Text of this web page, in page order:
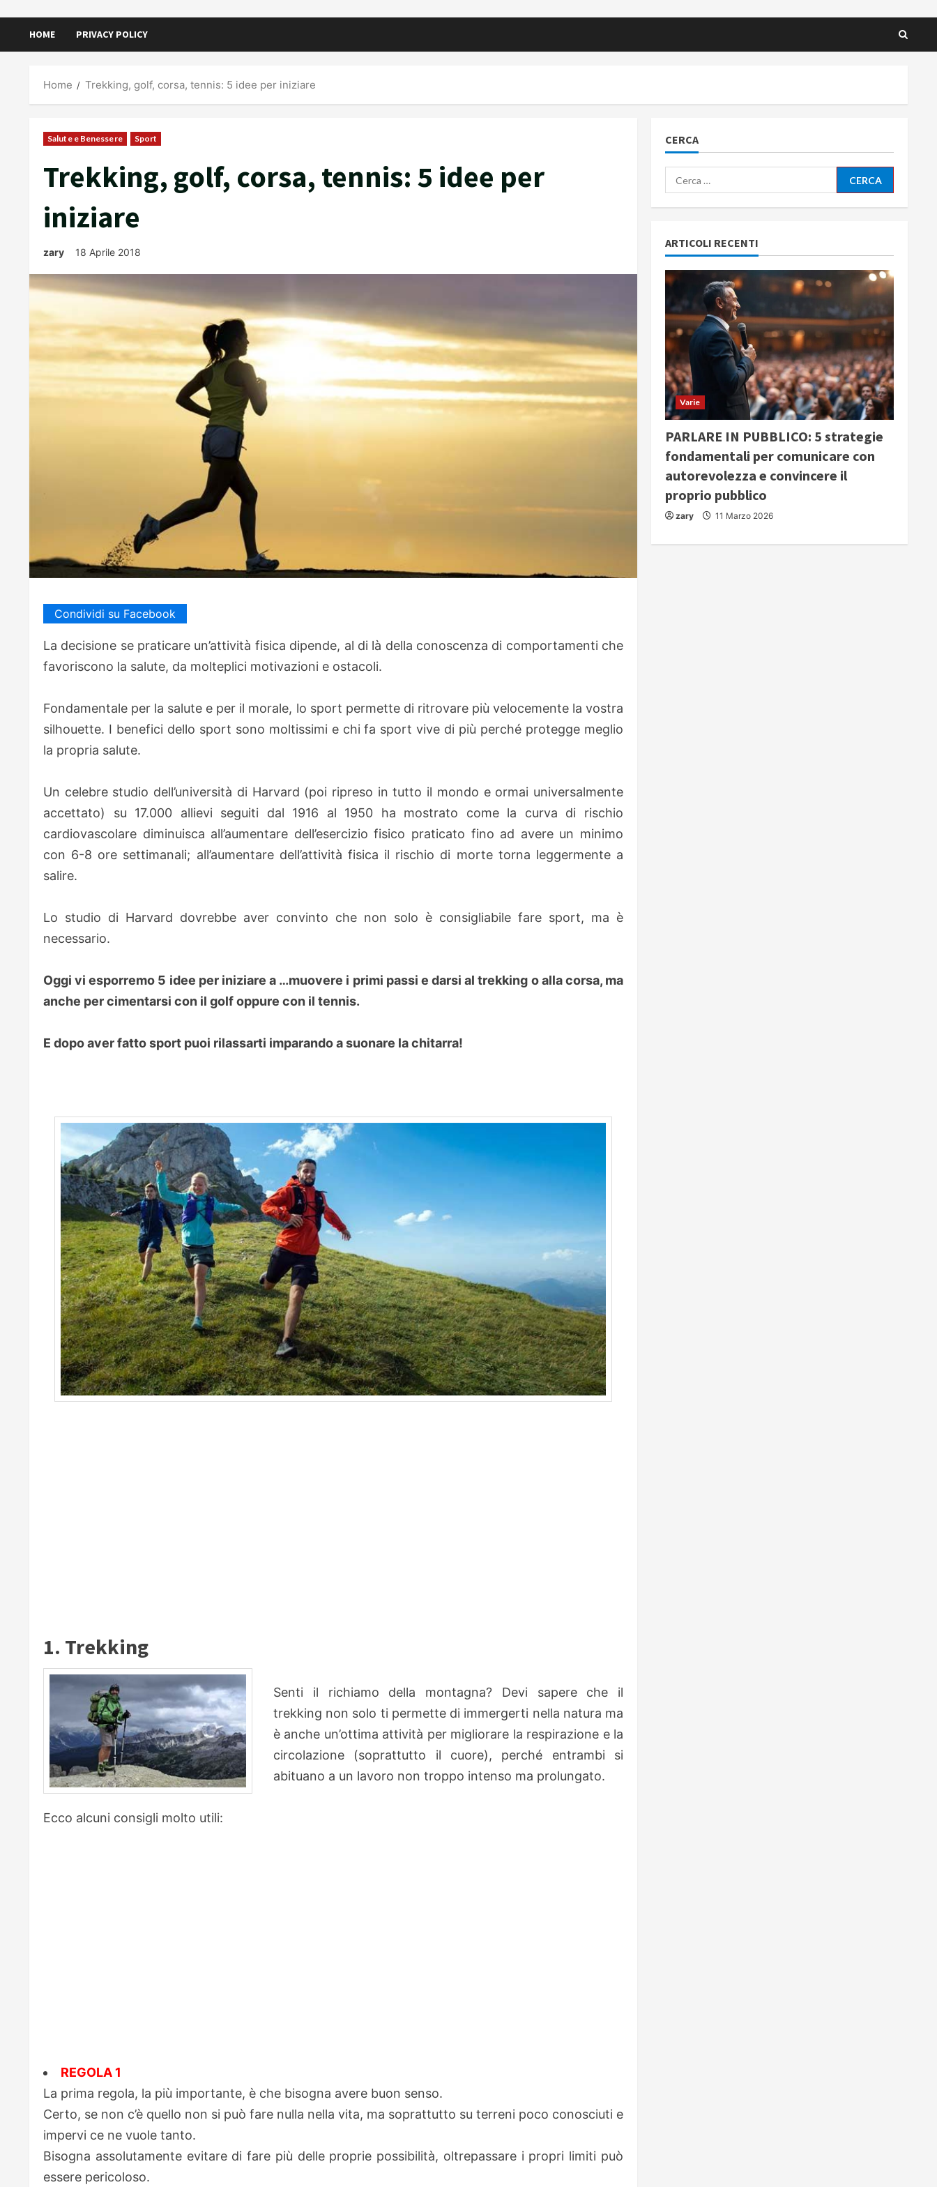
HOME PRIVACY POLICY
Home Trekking, golf, corsa, tennis: 5 idee per iniziare
Salute e Benessere Sport
Trekking, golf, corsa, tennis: 5 idee per
iniziare
zary 18 Aprile 2018
Condividi su Facebook
La decisione se praticare un’attività fisica dipende, al di là della conoscenza di comportamenti che
favoriscono la salute, da molteplici motivazioni e ostacoli.
Fondamentale per la salute e per il morale, lo sport permette di ritrovare più velocemente la vostra
silhouette. I benefici dello sport sono moltissimi e chi fa sport vive di più perché protegge meglio
la propria salute.
Un celebre studio dell’università di Harvard (poi ripreso in tutto il mondo e ormai universalmente
accettato) su 17.000 allievi seguiti dal 1916 al 1950 ha mostrato come la curva di rischio
cardiovascolare diminuisca all’aumentare dell’esercizio fisico praticato fino ad avere un minimo
con 6-8 ore settimanali; all’aumentare dell’attività fisica il rischio di morte torna leggermente a
salire.
Lo studio di Harvard dovrebbe aver convinto che non solo è consigliabile fare sport, ma è
necessario.
Oggi vi esporremo 5 idee per iniziare a …muovere i primi passi e darsi al trekking o alla corsa, ma
anche per cimentarsi con il golf oppure con il tennis.
E dopo aver fatto sport puoi rilassarti imparando a suonare la chitarra!
1. Trekking
Senti il richiamo della montagna? Devi sapere che il
trekking non solo ti permette di immergerti nella natura ma
è anche un’ottima attività per migliorare la respirazione e la
circolazione (soprattutto il cuore), perché entrambi si
abituano a un lavoro non troppo intenso ma prolungato.
Ecco alcuni consigli molto utili:
REGOLA 1
La prima regola, la più importante, è che bisogna avere buon senso.
Certo, se non c’è quello non si può fare nulla nella vita, ma soprattutto su terreni poco conosciuti e
impervi ce ne vuole tanto.
Bisogna assolutamente evitare di fare più delle proprie possibilità, oltrepassare i propri limiti può
essere pericoloso.
CERCA
Ricerca
per:
ARTICOLI RECENTI
Varie
PARLARE IN PUBBLICO: 5 strategie
fondamentali per comunicare con
autorevolezza e convincere il
proprio pubblico
zary 11 Marzo 2026